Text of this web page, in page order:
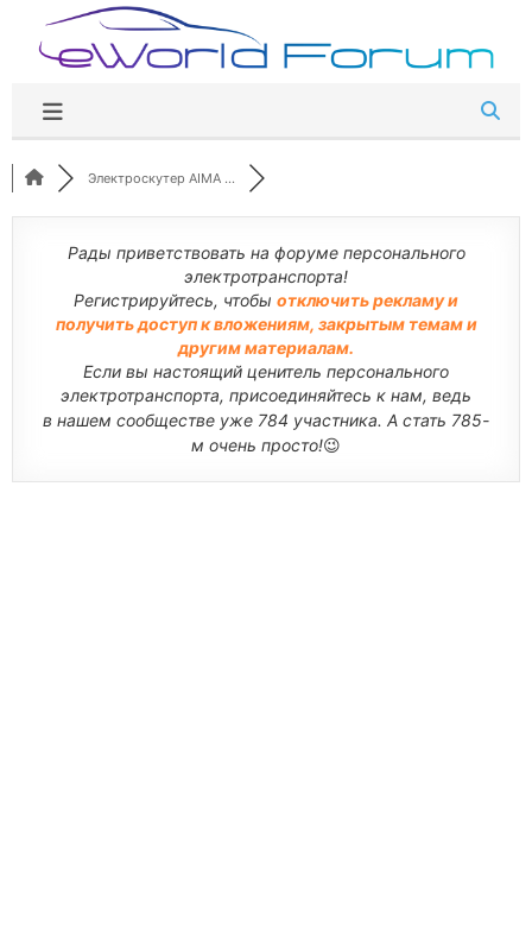
Перейти
содержимому
Электроскутер AIMA ...
Рады приветствовать на форуме персонального
электротранспорта!
Регистрируйтесь, чтобы отключить рекламу и
получить доступ к вложениям, закрытым темам и
другим материалам.
Если вы настоящий ценитель персонального
электротранспорта, присоединяйтесь к нам, ведь
в нашем сообществе уже 784 участника. А стать 785-
м очень просто!😉